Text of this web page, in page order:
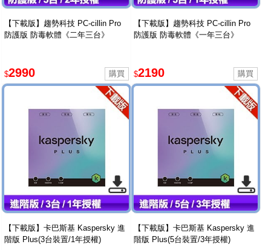
【下載版】趨勢科技 PC-cillin Pro
防護版 防毒軟體《二年三台》
$2990
【下載版】趨勢科技 PC-cillin Pro
防護版 防毒軟體《一年三台》
$2190
【下載版】卡巴斯基 Kaspersky 進
階版 Plus(3台裝置/1年授權)
【下載版】卡巴斯基 Kaspersky 進
階版 Plus(5台裝置/3年授權)